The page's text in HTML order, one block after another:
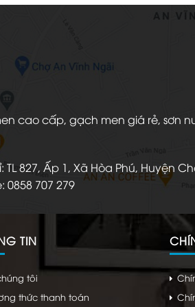
cao cấp, gạch men giá rẻ, sơn
827, Ấp 1, Xã Hòa Phú, Huyện
0858 707 279
TIN
tôi
thức thanh toán